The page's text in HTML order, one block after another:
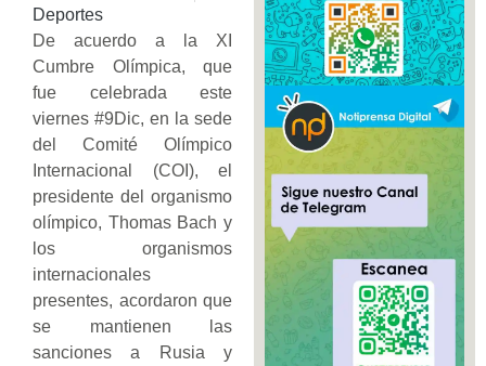
Deportes
De acuerdo a la XI
Cumbre Olímpica, que
fue celebrada este
viernes #9Dic, en la sede
del Comité Olímpico
Internacional (COI), el
presidente del organismo
olímpico, Thomas Bach y
los organismos
internacionales
presentes, acordaron que
se mantienen las
sanciones a Rusia y